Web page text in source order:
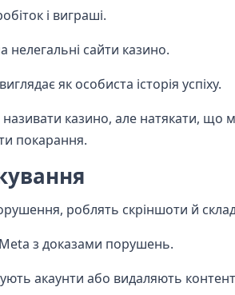
і виграші.
сайти казино.
як особиста історія успіху.
називати казино, але натякати,
покарання.
роблять скріншоти й
з доказами порушень.
акаунти або видаляють